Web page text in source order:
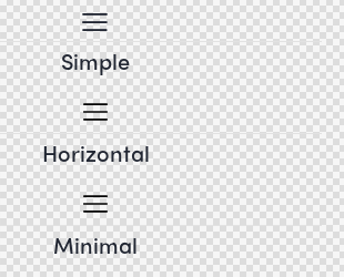
Simple
Horizontal
Minimal